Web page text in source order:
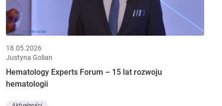
18.05.2026
Justyna Golian
Hematology Experts Forum – 15 lat rozwoju
hematologii